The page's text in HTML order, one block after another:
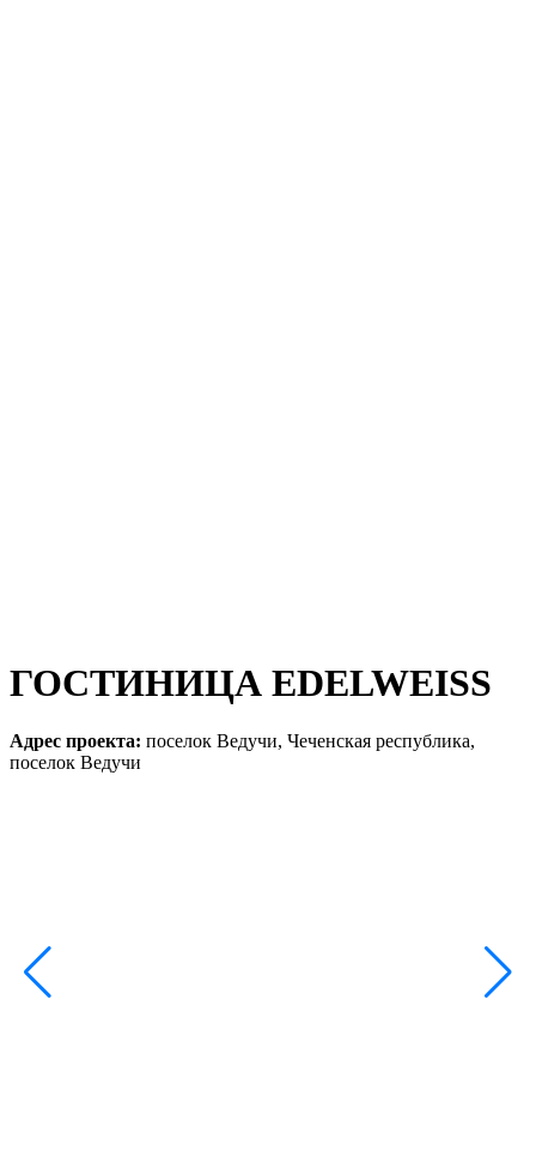
ГОСТИНИЦА EDELWEISS
Адрес проекта: поселок Ведучи, Чеченская республика,
поселок Ведучи